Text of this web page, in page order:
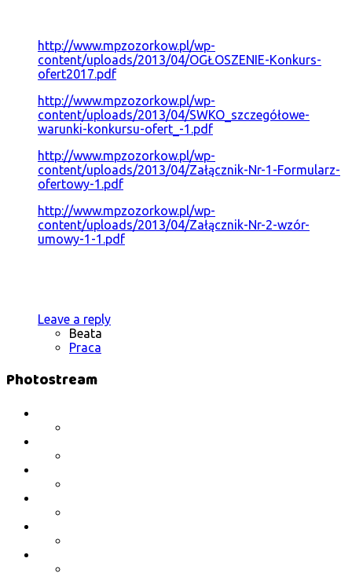
http://www.mpzozorkow.pl/wp-
content/uploads/2013/04/OGŁOSZENIE-Konkurs-
ofert2017.pdf
http://www.mpzozorkow.pl/wp-
content/uploads/2013/04/SWKO_szczegółowe-
warunki-konkursu-ofert_-1.pdf
http://www.mpzozorkow.pl/wp-
content/uploads/2013/04/Załącznik-Nr-1-Formularz-
ofertowy-1.pdf
http://www.mpzozorkow.pl/wp-
content/uploads/2013/04/Załącznik-Nr-2-wzór-
umowy-1-1.pdf
Leave a reply
Beata
Praca
Photostream